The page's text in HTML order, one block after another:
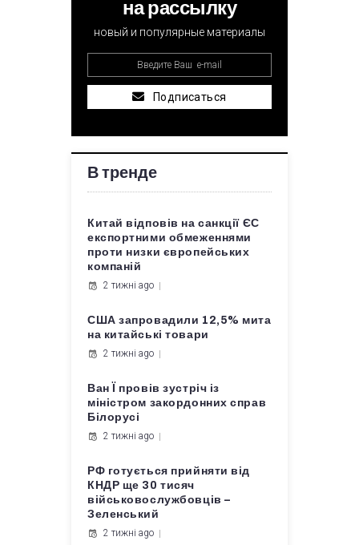
на рассылку
новый и популярные материалы
Подписаться
В тренде
Китай відповів на санкції ЄС
експортними обмеженнями
проти низки європейських
компаній
2 тижні ago
США запровадили 12,5% мита
на китайські товари
2 тижні ago
Ван Ї провів зустріч із
міністром закордонних справ
Білорусі
2 тижні ago
РФ готується прийняти від
КНДР ще 30 тисяч
військовослужбовців –
Зеленський
2 тижні ago